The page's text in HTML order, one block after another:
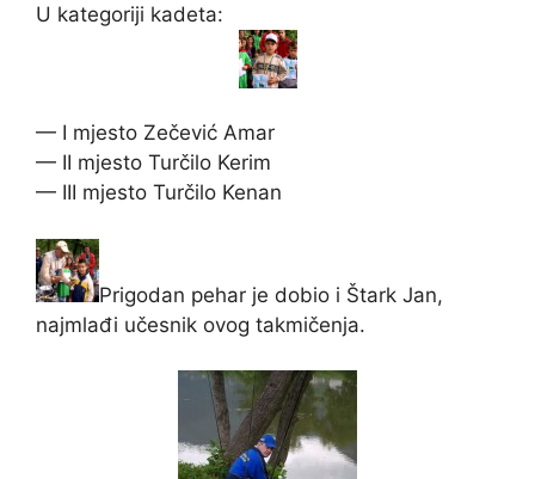
U kategoriji kadeta:
— I mjesto Zečević Amar
— II mjesto Turčilo Kerim
— III mjesto Turčilo Kenan
Prigodan pehar je dobio i Štark Jan,
najmlađi učesnik ovog takmičenja.